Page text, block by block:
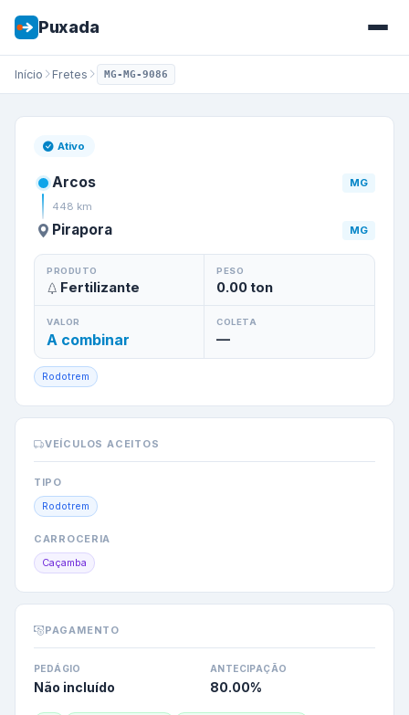
Puxada
Início Fretes MG-MG-9086
Frete de
Ativo
Arcos
MG
448 km
Pirapora MG
PRODUTO
Fertilizante
PESO
0.00ton
VALOR
A combinar
COLETA
—
Rodotrem
VEÍCULOS ACEITOS
TIPO
Rodotrem
CARROCERIA
Caçamba
PAGAMENTO
PEDÁGIO
Não incluído
ANTECIPAÇÃO
80.00%